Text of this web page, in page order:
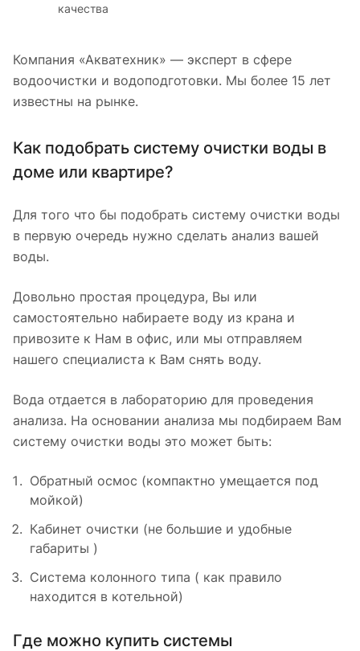
качества
Компания «Акватехник» — эксперт в сфере
водоочистки и водоподготовки. Мы более 15 лет
известны на рынке.
Как подобрать систему очистки воды в
доме или квартире?
Для того что бы подобрать систему очистки воды
в первую очередь нужно сделать анализ вашей
воды.
Довольно простая процедура, Вы или
самостоятельно набираете воду из крана и
привозите к Нам в офис, или мы отправляем
нашего специалиста к Вам снять воду.
Вода отдается в лабораторию для проведения
анализа. На основании анализа мы подбираем Вам
систему очистки воды это может быть:
Обратный осмос (компактно умещается под
мойкой)
Кабинет очистки (не большие и удобные
габариты )
Система колонного типа ( как правило
находится в котельной)
Где можно купить системы